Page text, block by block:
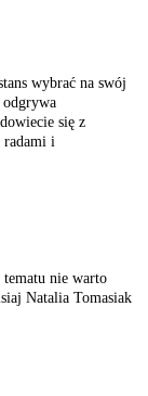
wybrać na swój
odgrywa
się z
radami i
tematu nie warto
Natalia Tomasiak